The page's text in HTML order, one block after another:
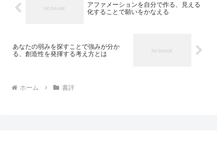
アファメーションを自分で作る、見える
化することで願いをかなえる
あなたの弱みを探すことで強みが分か
る、創造性を発揮する考え方とは
ホーム 書評